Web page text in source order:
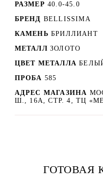
РАЗМЕР 40.0-45.0
БРЕНД BELLISSIMA
КАМЕНЬ БРИЛЛИАНТ
МЕТАЛЛ ЗОЛОТО
ЦВЕТ МЕТАЛЛА
ПРОБА 585
АДРЕС МАГАЗИНА
Ш., 16А, СТР. 4, ТЦ
ГОТОВАЯ